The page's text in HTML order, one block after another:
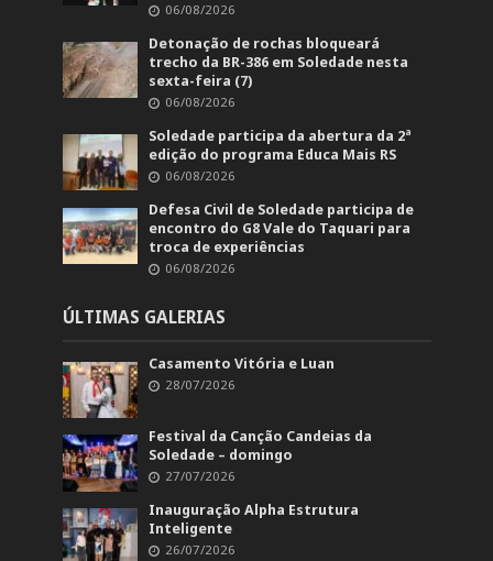
06/08/2026
Detonação de rochas bloqueará
trecho da BR-386 em Soledade nesta
sexta-feira (7)
06/08/2026
Soledade participa da abertura da 2ª
edição do programa Educa Mais RS
06/08/2026
Defesa Civil de Soledade participa de
encontro do G8 Vale do Taquari para
troca de experiências
06/08/2026
ÚLTIMAS GALERIAS
Casamento Vitória e Luan
28/07/2026
Festival da Canção Candeias da
Soledade – domingo
27/07/2026
Inauguração Alpha Estrutura
Inteligente
26/07/2026